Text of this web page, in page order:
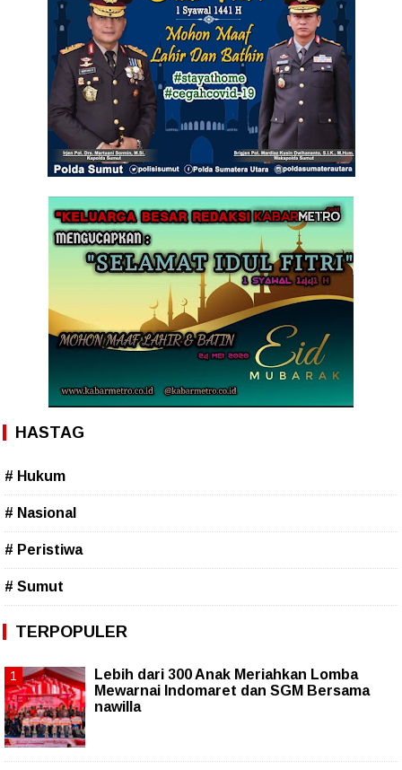
HASTAG
# Hukum
# Nasional
# Peristiwa
# Sumut
TERPOPULER
Lebih dari 300 Anak Meriahkan Lomba
Mewarnai Indomaret dan SGM Bersama
nawilla